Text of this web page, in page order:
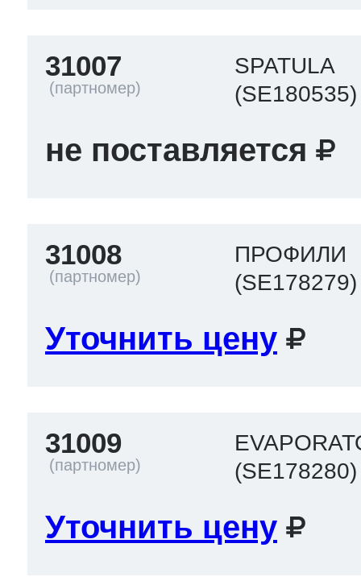
31007
SPATULA
(SE180535)
не поставляется
31008
ПРОФИЛИ
(SE178279)
Уточнить цену
31009
(SE178280)
Уточнить цену